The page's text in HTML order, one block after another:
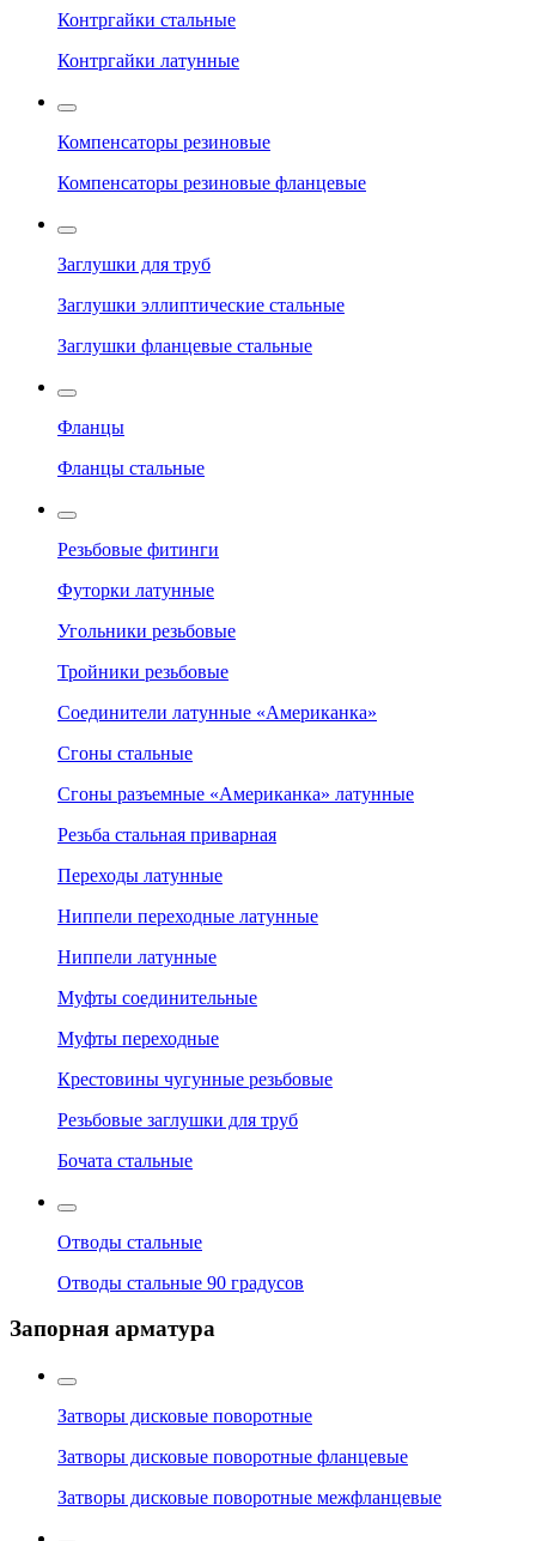
Контргайки стальные
Контргайки латунные
Компенсаторы резиновые
Компенсаторы резиновые фланцевые
Заглушки для труб
Заглушки эллиптические стальные
Заглушки фланцевые стальные
Фланцы
Фланцы стальные
Резьбовые фитинги
Футорки латунные
Угольники резьбовые
Тройники резьбовые
Соединители латунные «Американка»
Сгоны стальные
Сгоны разъемные «Американка» латунные
Резьба стальная приварная
Переходы латунные
Ниппели переходные латунные
Ниппели латунные
Муфты соединительные
Муфты переходные
Крестовины чугунные резьбовые
Резьбовые заглушки для труб
Бочата стальные
Отводы стальные
Отводы стальные 90 градусов
Запорная арматура
Затворы дисковые поворотные
Затворы дисковые поворотные фланцевые
Затворы дисковые поворотные межфланцевые